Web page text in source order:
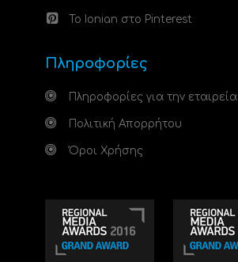
Το Ionian στο Pinterest
Πληροφορίες
Πληροφορίες για την εταιρεία
Πολιτική Απορρήτου
Όροι Χρήσης